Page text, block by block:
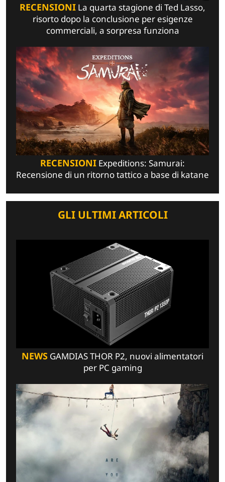
RECENSIONI La quarta stagione di Ted Lasso,
risorto dopo la conclusione per esigenze
commerciali, a sorpresa funziona
RECENSIONI Expeditions: Samurai:
Recensione di un ritorno tattico a base di katane
GLI ULTIMI ARTICOLI
NEWS GAMDIAS THOR P2, nuovi alimentatori
per PC gaming